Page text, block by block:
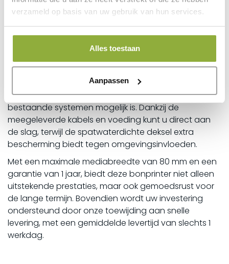
verzameld op basis van uw gebruik van hun services.
Alles toestaan
Aanpassen
genieten. De direct thermische technologie
garandeert een efficiënte werking zonder het gedoe
van inktlinten, terwijl het afsnijdmechanisme zorgt
De Senor thermische bonprinter is uitgerust met
diverse connectiviteitsopties, waaronder USB en
RS232, waardoor naadloze integratie met uw
bestaande systemen mogelijk is. Dankzij de
meegeleverde kabels en voeding kunt u direct aan
de slag, terwijl de spatwaterdichte deksel extra
bescherming biedt tegen omgevingsinvloeden.
Met een maximale mediabreedte van 80 mm en een
garantie van 1 jaar, biedt deze bonprinter niet alleen
uitstekende prestaties, maar ook gemoedsrust voor
de lange termijn. Bovendien wordt uw investering
ondersteund door onze toewijding aan snelle
levering, met een gemiddelde levertijd van slechts 1
werkdag.